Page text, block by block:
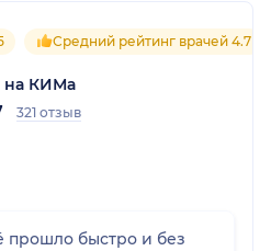
Средний рейтинг врачей 4.7
на КИМа
321 отзыв
прошло быстро и без